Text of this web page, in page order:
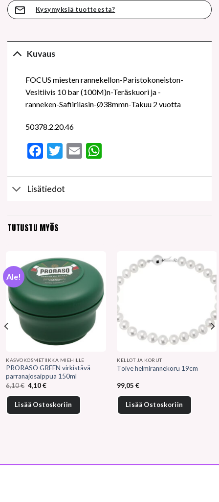
Kysymyksiä tuotteesta?
Kuvaus
FOCUS miesten rannekellon-Paristokoneiston-
Vesitiivis 10 bar (100M)n-Teräskuori ja -
ranneken-Safiirilasin-Ø38mmn-Takuu 2 vuotta
50378.2.20.46
Facebook
Twitter
EmailWhatsApp
Lisätiedot
TUTUSTU MYÖS
Ale!
KASVOKOSMETIIKKA MIEHILLE
PRORASO GREEN virkistävä
parranajosaippua 150ml
6,10€ Alkuperäinen
hinta
oli:
6,10 €.
4,10€Nykyinen
on:
4,10 €.
Lisää Ostoskoriin
KELLOT JA KORUT
Toive helmirannekoru 19cm
99,05€
Lisää Ostoskoriin